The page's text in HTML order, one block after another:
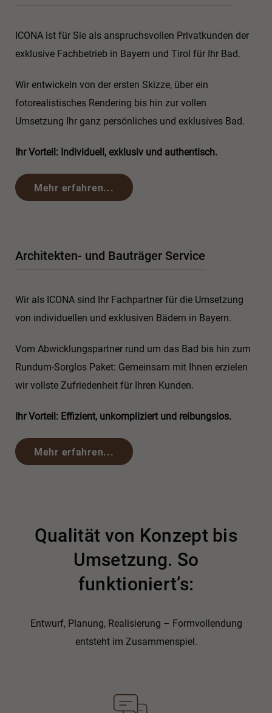
ICONA ist für Sie als anspruchsvollen Privatkunden der
exklusive Fachbetrieb in Bayern und Tirol für Ihr Bad.
Wir entwickeln von der ersten Skizze, über ein
fotorealistisches Rendering bis hin zur vollen
Umsetzung Ihr ganz persönliches und exklusives Bad.
Ihr Vorteil: Individuell, exklusiv und authentisch.
Mehr erfahren...
Architekten- und Bauträger Service
Wir als ICONA sind Ihr Fachpartner für die Umsetzung
von individuellen und exklusiven Bädern in Bayern.
Vom Abwicklungspartner rund um das Bad bis hin zum
Rundum-Sorglos Paket: Gemeinsam mit Ihnen erzielen
wir vollste Zufriedenheit für Ihren Kunden.
Ihr Vorteil: Effizient, unkompliziert und reibungslos.
Mehr erfahren...
Qualität von Konzept bis
Umsetzung. So
funktioniert’s:
Entwurf, Planung, Realisierung – Formvollendung
entsteht im Zusammenspiel.